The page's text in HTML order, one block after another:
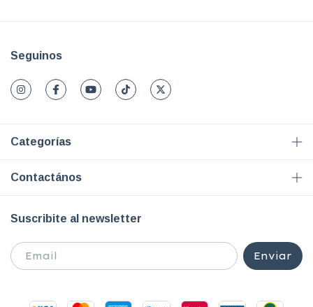
Seguinos
Categorías
Contactános
Suscribite al newsletter